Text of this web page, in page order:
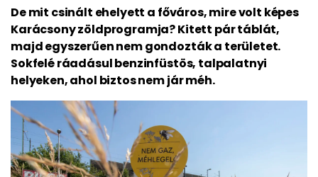
De mit csinált ehelyett a főváros, mire volt képes
Karácsony zöldprogramja? Kitett pár táblát,
majd egyszerűen nem gondozták a területet.
Sokfelé ráadásul benzinfüstös, talpalatnyi
helyeken, ahol biztos nem jár méh.